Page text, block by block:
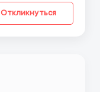
Откликнуться